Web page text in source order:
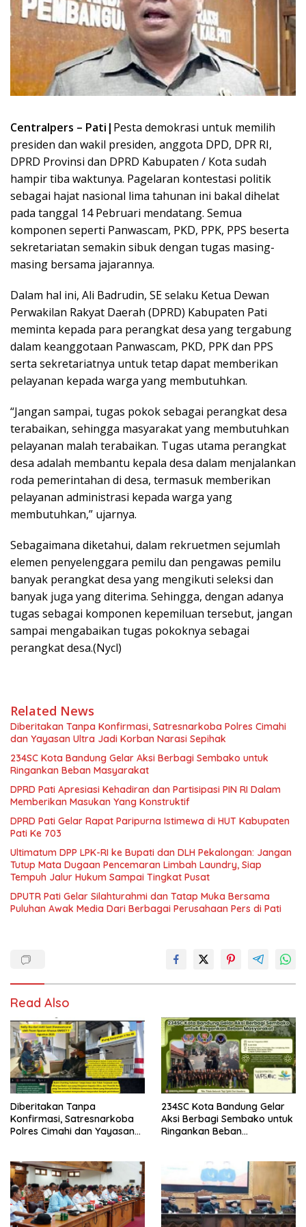
Centralpers – Pati| Pesta demokrasi untuk memilih
presiden dan wakil presiden, anggota DPD, DPR RI,
DPRD Provinsi dan DPRD Kabupaten / Kota sudah
hampir tiba waktunya. Pagelaran kontestasi politik
sebagai hajat nasional lima tahunan ini bakal dihelat
pada tanggal 14 Pebruari mendatang. Semua
komponen seperti Panwascam, PKD, PPK, PPS beserta
sekretariatan semakin sibuk dengan tugas masing-
masing bersama jajarannya.
Dalam hal ini, Ali Badrudin, SE selaku Ketua Dewan
Perwakilan Rakyat Daerah (DPRD) Kabupaten Pati
meminta kepada para perangkat desa yang tergabung
dalam keanggotaan Panwascam, PKD, PPK dan PPS
serta sekretariatnya untuk tetap dapat memberikan
pelayanan kepada warga yang membutuhkan.
“Jangan sampai, tugas pokok sebagai perangkat desa
terabaikan, sehingga masyarakat yang membutuhkan
pelayanan malah terabaikan. Tugas utama perangkat
desa adalah membantu kepala desa dalam menjalankan
roda pemerintahan di desa, termasuk memberikan
pelayanan administrasi kepada warga yang
membutuhkan,” ujarnya.
Sebagaimana diketahui, dalam rekruetmen sejumlah
elemen penyelenggara pemilu dan pengawas pemilu
banyak perangkat desa yang mengikuti seleksi dan
banyak juga yang diterima. Sehingga, dengan adanya
tugas sebagai komponen kepemiluan tersebut, jangan
sampai mengabaikan tugas pokoknya sebagai
perangkat desa.(Nycl)
Related News
Diberitakan Tanpa Konfirmasi, Satresnarkoba Polres Cimahi
dan Yayasan Ultra Jadi Korban Narasi Sepihak
234SC Kota Bandung Gelar Aksi Berbagi Sembako untuk
Ringankan Beban Masyarakat
DPRD Pati Apresiasi Kehadiran dan Partisipasi PIN RI Dalam
Memberikan Masukan Yang Konstruktif
DPRD Pati Gelar Rapat Paripurna Istimewa di HUT Kabupaten
Pati Ke 703
Ultimatum DPP LPK-RI ke Bupati dan DLH Pekalongan: Jangan
Tutup Mata Dugaan Pencemaran Limbah Laundry, Siap
Tempuh Jalur Hukum Sampai Tingkat Pusat
DPUTR Pati Gelar Silahturahmi dan Tatap Muka Bersama
Puluhan Awak Media Dari Berbagai Perusahaan Pers di Pati
Read Also
Diberitakan Tanpa
Konfirmasi, Satresnarkoba
Polres Cimahi dan Yayasan
234SC Kota Bandung Gelar
Aksi Berbagi Sembako untuk
Ringankan Beban